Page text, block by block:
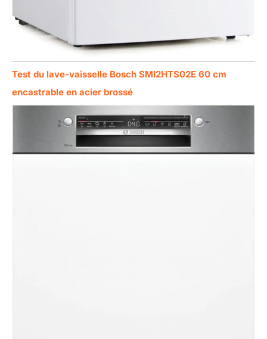
Test du lave-vaisselle Bosch SMI2HTS02E 60 cm
encastrable en acier brossé